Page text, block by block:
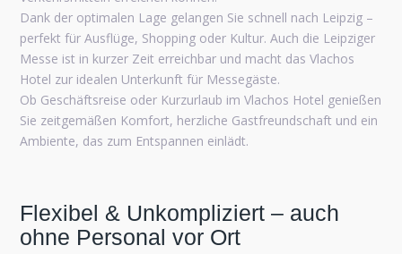
Dank der optimalen Lage gelangen Sie schnell nach Leipzig –
perfekt für Ausflüge, Shopping oder Kultur. Auch die Leipziger
Messe ist in kurzer Zeit erreichbar und macht das Vlachos
Hotel zur idealen Unterkunft für Messegäste.
Ob Geschäftsreise oder Kurzurlaub im Vlachos Hotel genießen
Sie zeitgemäßen Komfort, herzliche Gastfreundschaft und ein
Ambiente, das zum Entspannen einlädt.
Flexibel & Unkompliziert – auch
ohne Personal vor Ort